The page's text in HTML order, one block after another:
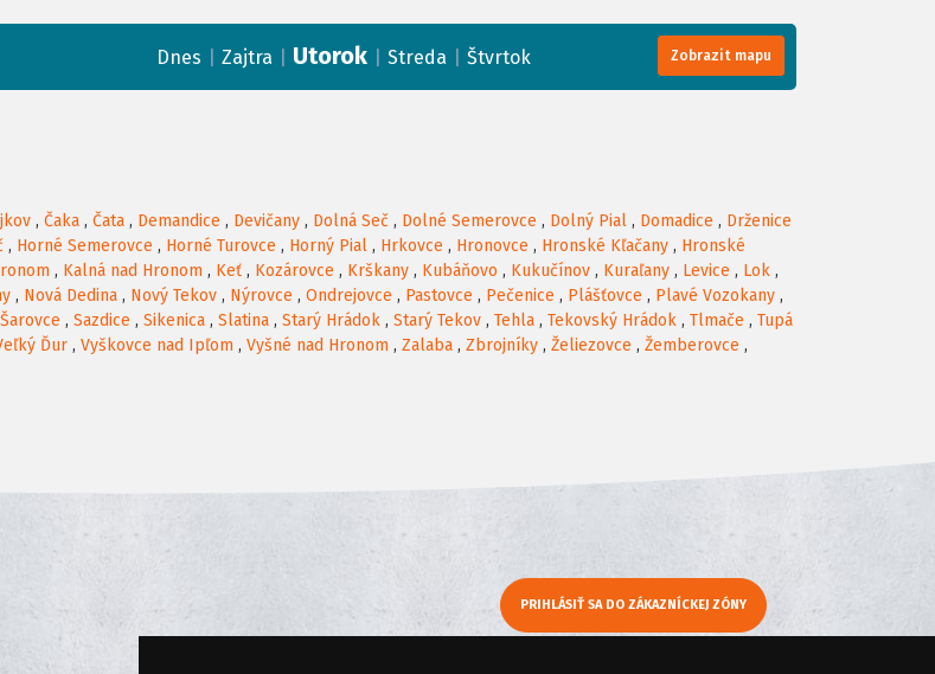
Dnes Zajtra Utorok Streda Štvrtok Zobrazit mapu
, Čaka , Čata , Demandice , Devičany , Dolná Seč , Dolné Semerovce , Dolný Pial , Domadice , Drženice
, Horné Semerovce , Horné Turovce , Horný Pial , Hrkovce , Hronovce , Hronské Kľačany , Hronské
, Kalná nad Hronom , Keť , Kozárovce , Krškany , Kubáňovo , Kukučínov , Kuraľany , Levice , Lok ,
, Nová Dedina , Nový Tekov , Nýrovce , Ondrejovce , Pastovce , Pečenice , Plášťovce , Plavé Vozokany ,
Šarovce , Sazdice , Sikenica , Slatina , Starý Hrádok , Starý Tekov , Tehla , Tekovský Hrádok , Tlmače , Tupá
Ďur , Vyškovce nad Ipľom , Vyšné nad Hronom , Zalaba , Zbrojníky , Želiezovce , Žemberovce ,
PRIHLÁSIŤ SA DO ZÁKAZNÍCKEJ ZÓNY